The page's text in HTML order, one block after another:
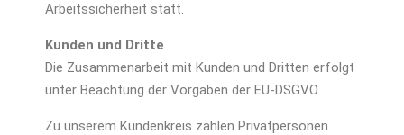
Arbeitssicherheit statt.
Kunden und Dritte
Die Zusammenarbeit mit Kunden und Dritten erfolgt
unter Beachtung der Vorgaben der EU-DSGVO.
Zu unserem Kundenkreis zählen Privat­personen